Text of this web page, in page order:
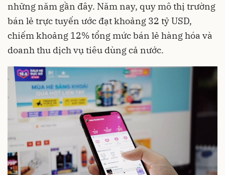
những năm gần đây. Năm nay, quy mô thị trường
bán lẻ trực tuyến ước đạt khoảng 32 tỷ USD,
chiếm khoảng 12% tổng mức bán lẻ hàng hóa và
doanh thu dịch vụ tiêu dùng cả nước.